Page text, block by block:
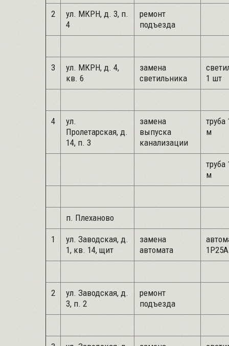
2
ул. МКРН, д. 3, п.
4
ремонт
подъезда
3
ул. МКРН, д. 4,
кв. 6
замена
светильника
1 шт
4
ул.
Пролетарская, д.
14, п. 3
замена
выпуска
канализации
труба
м
труба
м
п. Плеханово
1
ул. Заводская, д.
1, кв. 14, щит
замена
автомата
2
ул. Заводская, д.
3, п. 2
ремонт
подъезда